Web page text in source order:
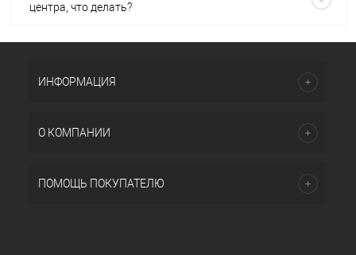
центра, что делать?
ИНФОРМАЦИЯ
О КОМПАНИИ
ПОМОЩЬ ПОКУПАТЕЛЮ